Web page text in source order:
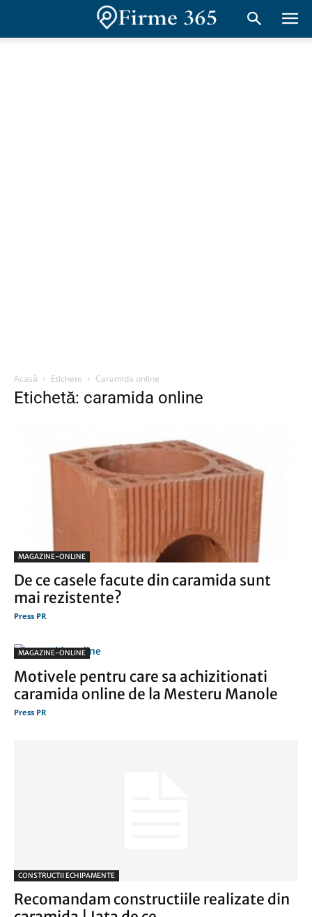
Acasă Etichete Caramida online
Etichetă: caramida online
MAGAZINE-ONLINE
De ce casele facute din caramida sunt
mai rezistente?
Press PR
MAGAZINE-ONLINE
Motivele pentru care sa achizitionati
caramida online de la Mesteru Manole
Press PR
CONSTRUCTII ECHIPAMENTE
Recomandam constructiile realizate din